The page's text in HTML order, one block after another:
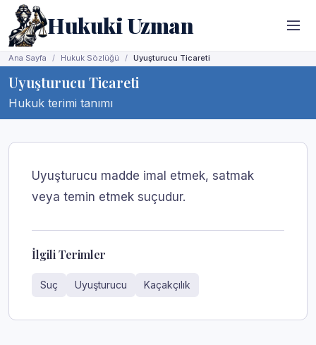
Hukuki Uzman
Ana Sayfa Hukuk Sözlüğü Uyuşturucu Ticareti
Uyuşturucu Ticareti
Hukuk terimi tanımı
Uyuşturucu madde imal etmek, satmak
veya temin etmek suçudur.
İlgili Terimler
Suç Uyuşturucu Kaçakçılık